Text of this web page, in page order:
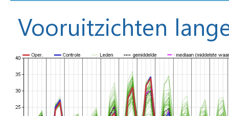
Vooruitzichten